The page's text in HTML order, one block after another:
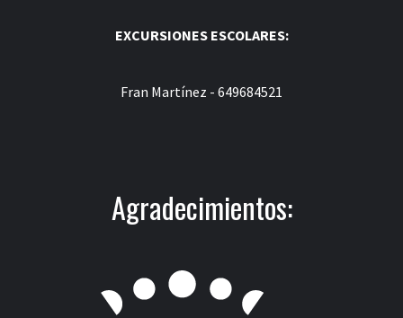
EXCURSIONES ESCOLARES:
Fran Martínez - 649684521
Agradecimientos: